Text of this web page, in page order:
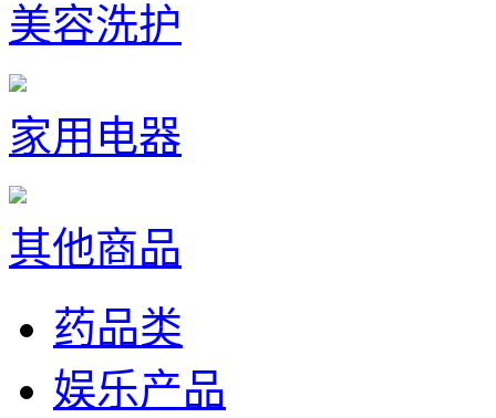
美容洗护
家用电器
其他商品
药品类
娱乐产品